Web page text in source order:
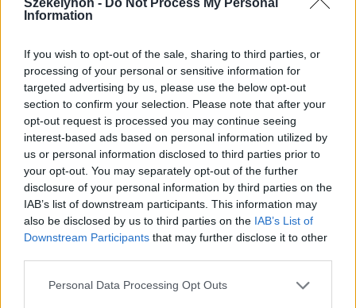
Information
If you wish to opt-out of the sale, sharing to third parties, or
processing of your personal or sensitive information for
targeted advertising by us, please use the below opt-out
section to confirm your selection. Please note that after your
opt-out request is processed you may continue seeing
interest-based ads based on personal information utilized by
us or personal information disclosed to third parties prior to
your opt-out. You may separately opt-out of the further
disclosure of your personal information by third parties on the
IAB’s list of downstream participants. This information may
also be disclosed by us to third parties on the IAB’s List of
Downstream Participants that may further disclose it to other
Personal Data Processing Opt Outs
felismerik majd.
Udvarhelyszék
Székelyudvarhely
Környezetvédelem